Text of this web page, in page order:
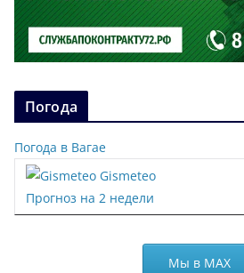
Погода
Погода в Вагае
Gismeteo
Прогноз на 2 недели
Мы в МАХ